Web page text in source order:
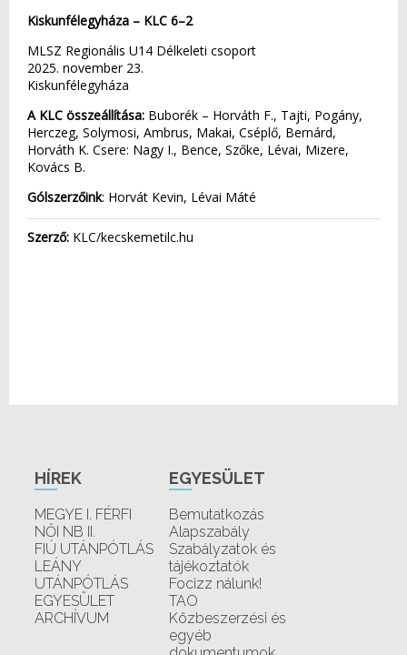
Kiskunfélegyháza – KLC 6–2
MLSZ Regionális U14 Délkeleti csoport
2025. november 23.
Kiskunfélegyháza
A KLC összeállítása: Buborék – Horváth F., Tajti, Pogány,
Herczeg, Solymosi, Ambrus, Makai, Cséplő, Bernárd,
Horváth K. Csere: Nagy I., Bence, Szőke, Lévai, Mizere,
Kovács B.
Gólszerzőink: Horvát Kevin, Lévai Máté
Szerző: KLC/kecskemetilc.hu
HÍREK
MEGYE I. FÉRFI
NŐI NB II.
FIÚ UTÁNPÓTLÁS
LEÁNY
UTÁNPÓTLÁS
EGYESÜLET
ARCHÍVUM
EGYESÜLET
Bemutatkozás
Alapszabály
Szabályzatok és
tájékoztatók
Focizz nálunk!
TAO
Közbeszerzési és
egyéb